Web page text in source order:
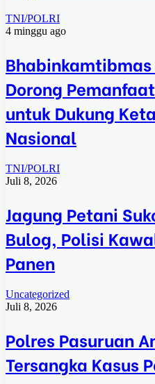
TNI/POLRI
4 minggu ago
Bhabinkamtibmas
Dorong
untuk Dukung
Nasional
TNI/POLRI
Juli 8, 2026
Jagung Petani
Bulog, Polisi
Panen
Uncategorized
Juli 8, 2026
Polres Pasuruan
Tersangka Kasus